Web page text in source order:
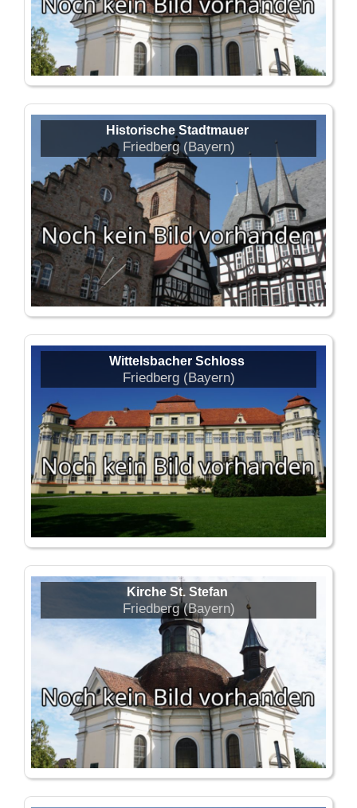
Historische Stadtmauer
Friedberg (Bayern)
Wittelsbacher Schloss
Friedberg (Bayern)
Kirche St. Stefan
Friedberg (Bayern)